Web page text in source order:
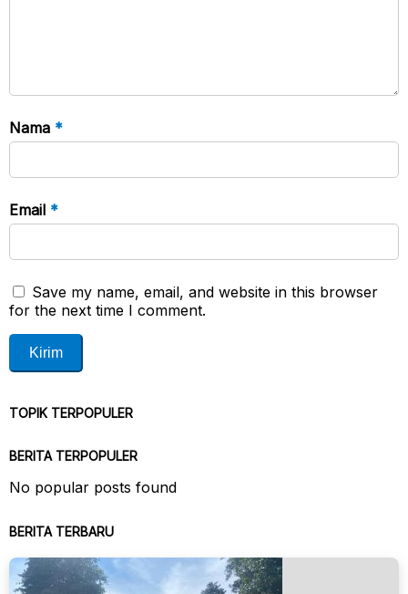
Nama *
Email *
Save my name, email, and website in this browser
for the next time I comment.
TOPIK TERPOPULER
BERITA TERPOPULER
No popular posts found
BERITA TERBARU